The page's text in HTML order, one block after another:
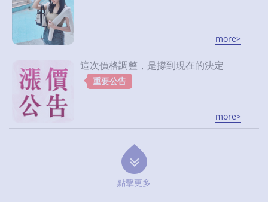
more>
這次價格調整，是撐到現在的決定
重要公告
more>
點擊更多